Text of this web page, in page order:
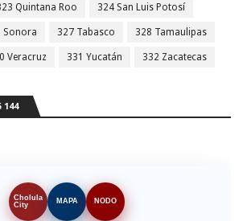
Quintana Roo 324 San Luis Potosí
Sonora 327 Tabasco 328 Tamaulipas
Veracruz 331 Yucatán 332 Zacatecas
144
Cholula
City
MAPA NODO